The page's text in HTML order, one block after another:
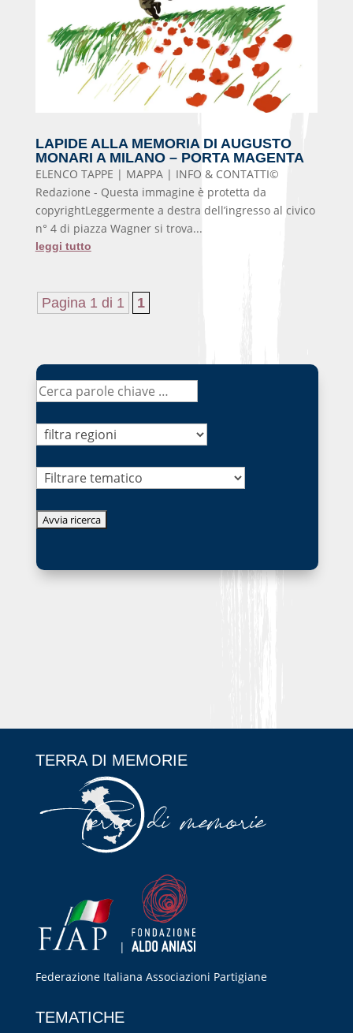
LAPIDE ALLA MEMORIA DI AUGUSTO
MONARI A MILANO – PORTA MAGENTA
ELENCO TAPPE | MAPPA | INFO & CONTATTI©
Redazione - Questa immagine è protetta da
copyrightLeggermente a destra dell’ingresso al civico
n° 4 di piazza Wagner si trova...
leggi tutto
Pagina 1 di 1 1
Tematico
TERRA DI MEMORIE
|
Federazione Italiana Associazioni Partigiane
TEMATICHE
RIPRISTINA
-A 100% +A